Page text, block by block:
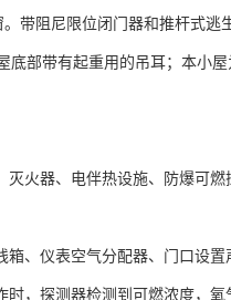
带阻尼限位闭门器和推杆式逃
部带有起重用的吊耳；本小
火器、电伴热设施、防爆可
、仪表空气分配器、门口设
，探测器检测到可燃浓度，